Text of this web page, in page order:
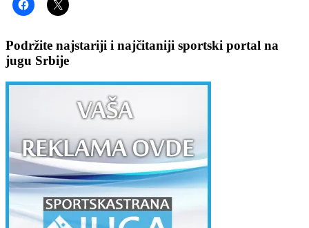
Podržite najstariji i najčitaniji sportski portal na
jugu Srbije